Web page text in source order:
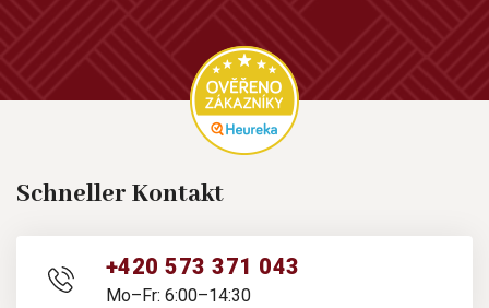
Schneller Kontakt
+420 573 371 043
Mo–Fr: 6:00–14:30